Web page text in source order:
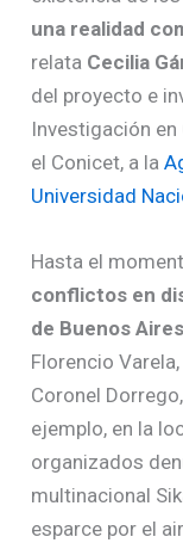
una realidad
relata Cecilia
del proyecto e
Investigación en
el Conicet, a la
Universidad
Hasta el
conflictos en
de Buenos Aires
Florencio
Coronel
ejemplo, en la
organizados
multinacional
esparce por el